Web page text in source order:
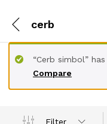
cerb
Compare
“Cerb simbol”
Filter